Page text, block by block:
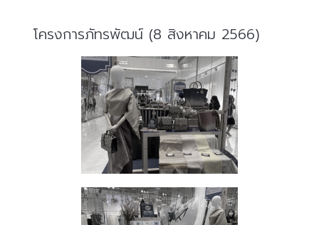
โครงการภัทรพัฒน์ (8 สิงหาคม 2566)